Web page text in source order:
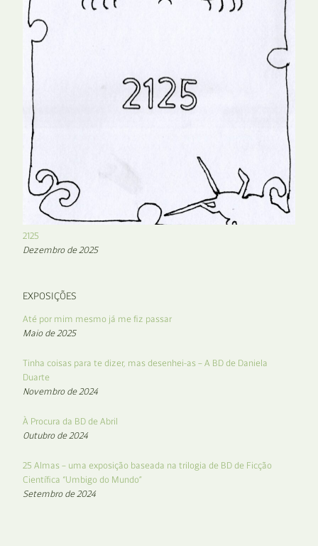
2125
Dezembro de 2025
EXPOSIÇÕES
Até por mim mesmo já me fiz passar
Maio de 2025
Tinha coisas para te dizer, mas desenhei-as – A BD de Daniela
Duarte
Novembro de 2024
À Procura da BD de Abril
Outubro de 2024
25 Almas – uma exposição baseada na trilogia de BD de Ficção
Científica “Umbigo do Mundo”
Setembro de 2024